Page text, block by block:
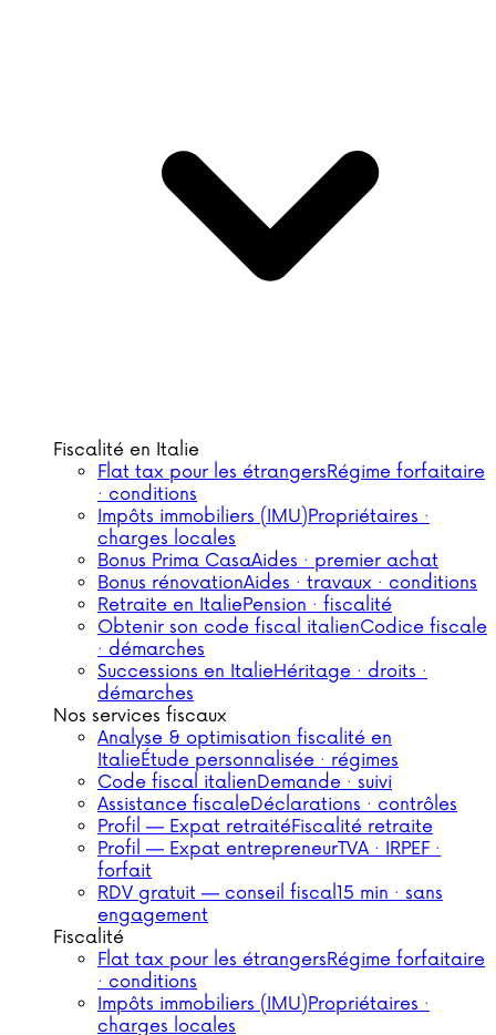
Fiscalité en Italie
Flat tax pour les étrangersRégime forfaitaire
· conditions
Impôts immobiliers (IMU)Propriétaires ·
charges locales
Bonus Prima CasaAides · premier achat
Bonus rénovationAides · travaux · conditions
Retraite en ItaliePension · fiscalité
Obtenir son code fiscal italienCodice fiscale
· démarches
Successions en ItalieHéritage · droits ·
démarches
Nos services fiscaux
Analyse & optimisation fiscalité en
ItalieÉtude personnalisée · régimes
Code fiscal italienDemande · suivi
Assistance fiscaleDéclarations · contrôles
Profil — Expat retraitéFiscalité retraite
Profil — Expat entrepreneurTVA · IRPEF ·
forfait
RDV gratuit — conseil fiscal15 min · sans
engagement
Fiscalité
Flat tax pour les étrangersRégime forfaitaire
· conditions
Impôts immobiliers (IMU)Propriétaires ·
charges locales